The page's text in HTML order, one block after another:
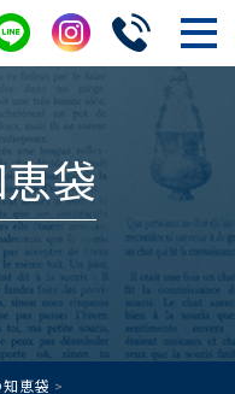
袋
恵袋 >